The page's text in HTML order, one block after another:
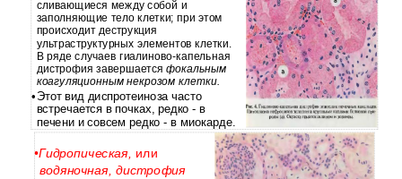
сливающиеся между собой и
заполняющие тело клетки; при этом
происходит деструкция
ультраструктурных элементов клетки.
В ряде случаев гиалиново-капельная
дистрофия завершаетсяфокальным
коагуляционным некрозом клетки.
• Этот вид диспротеиноза часто
встречается в почках, редко - в
печени и совсем редко - в миокарде.
•Гидропическая, или
водяночная, дистрофия